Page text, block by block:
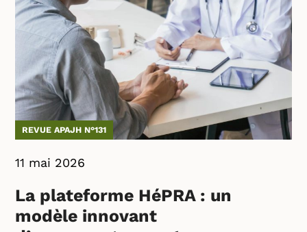
REVUE APAJH N°131
11 mai 2026
La plateforme HéPRA : un
modèle innovant